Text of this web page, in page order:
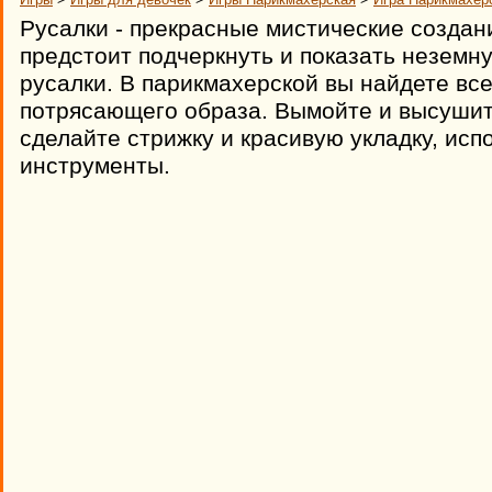
Русалки - прекрасные мистические
предстоит подчеркнуть и показать
русалки. В парикмахерской вы найдете
потрясающего образа. Вымойте и
сделайте стрижку и красивую укладку,
инструменты.